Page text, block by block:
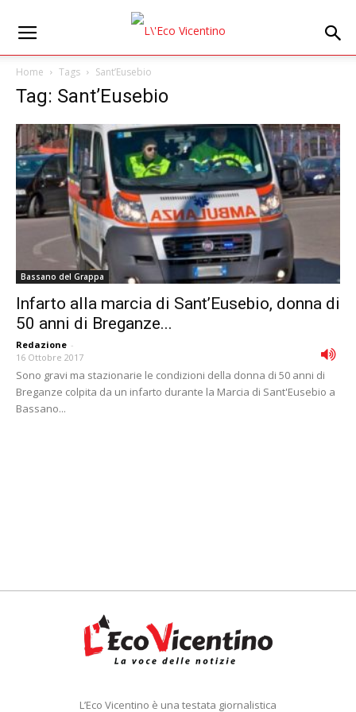
Home Tags Sant’Eusebio
Tag: Sant’Eusebio
Bassano del Grappa
Infarto alla marcia di Sant’Eusebio, donna di
50 anni di Breganze...
Redazione -
16 Ottobre 2017
Sono gravi ma stazionarie le condizioni della donna di 50 anni di
Breganze colpita da un infarto durante la Marcia di Sant'Eusebio a
Bassano...
L’Eco Vicentino è una testata giornalistica